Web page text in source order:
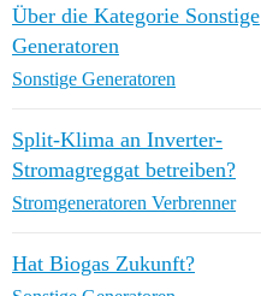
Über die Kategorie Sonstige
Generatoren
Sonstige Generatoren
Split-Klima an Inverter-
Stromagreggat betreiben?
Stromgeneratoren Verbrenner
Hat Biogas Zukunft?